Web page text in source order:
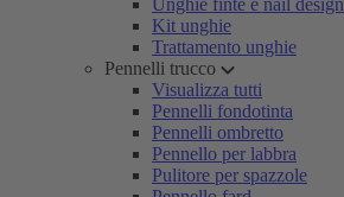
Unghie finte e nail design
Kit unghie
Trattamento unghie
Pennelli trucco
Visualizza tutti
Pennelli fondotinta
Pennelli ombretto
Pennello per labbra
Pulitore per spazzole